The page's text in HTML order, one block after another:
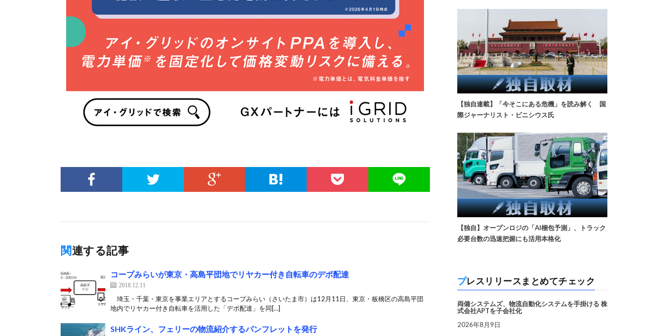
関連する記事
コープみらいが東京・高島平団地でリヤカー付き自転車のデポ配達
2018.12.11
埼玉・千葉・東京を事業エリアとするコープみらい（さいたま市）は12月11日、東京・板橋区の高島平団
地内でリヤカー付き自転車を活用した「デポ配達」を同[…]
SHKライン、フェリーの物流紹介するパンフレットを発行
【独自連載】「今そこにある危機」を読み解く 国
際ジャーナリスト・ビニシウス氏
【独自】オープンロジの「AI梱包予測」、トラック
必要台数の迅速把握にも活用本格化
プレスリリースまとめてチェック
両備システムズ、物流自動化システムを手掛ける 株
式会社APTを子会社化
2026年8月9日